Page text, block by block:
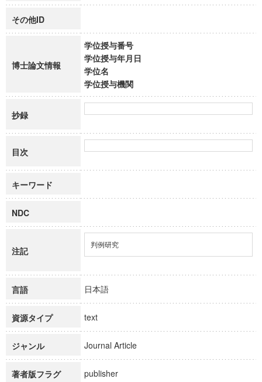
その他ID
博士論文情報
学位授与番号
学位授与年月日
学位名
学位授与機関
抄録
目次
キーワード
NDC
注記
判例研究
言語 日本語
資源タイプ text
ジャンル Journal Article
著者版フラグ publisher